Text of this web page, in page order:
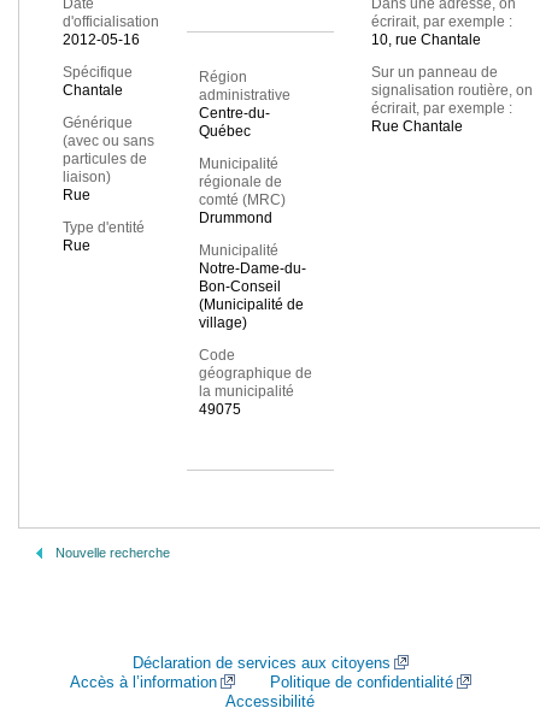
Date
d'officialisation
2012-05-16
Spécifique
Chantale
Générique
(avec ou sans
particules de
liaison)
Rue
Type d'entité
Rue
Région
administrative
Centre-du-
Québec
Municipalité
régionale de
comté (MRC)
Drummond
Municipalité
Notre-Dame-du-
Bon-Conseil
(Municipalité de
village)
Code
géographique de
la municipalité
49075
Dans une adresse, on
écrirait, par exemple :
10, rue Chantale
Sur un panneau de
signalisation routière, on
écrirait, par exemple :
Rue Chantale
Nouvelle recherche
Déclaration de services aux citoyens
Accès à l’information
Politique de confidentialité
Accessibilité